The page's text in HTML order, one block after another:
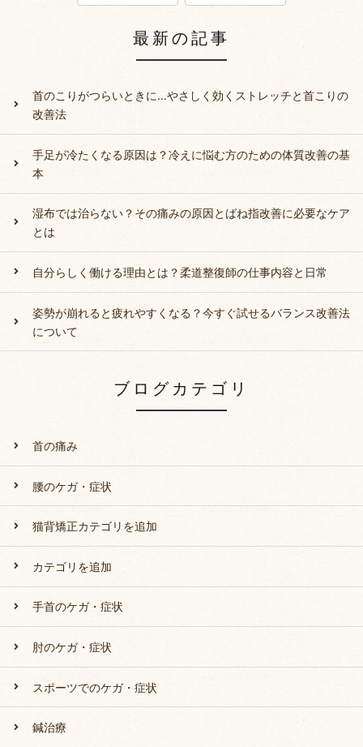
最新の記事
首のこりがつらいときに…やさしく効くストレッチと首こりの
改善法
手足が冷たくなる原因は？冷えに悩む方のための体質改善の基
本
湿布では治らない？その痛みの原因とばね指改善に必要なケア
とは
自分らしく働ける理由とは？柔道整復師の仕事内容と日常
姿勢が崩れると疲れやすくなる？今すぐ試せるバランス改善法
について
ブログカテゴリ
首の痛み
腰のケガ・症状
猫背矯正カテゴリを追加
カテゴリを追加
手首のケガ・症状
肘のケガ・症状
スポーツでのケガ・症状
鍼治療